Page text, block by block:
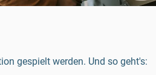
gespielt werden. Und so geht's: